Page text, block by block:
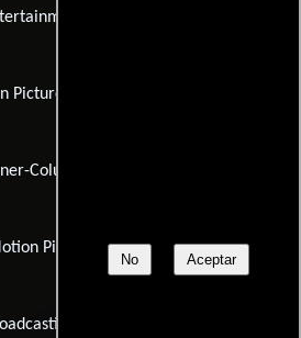
No Aceptar
Corporation
Picture Arts and Sciences Film A
Columbia Films
Picture Company
Company (NBC)